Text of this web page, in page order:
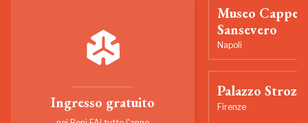
Ingresso gratuito
Museo
Sansevero
Napoli
Palazzo Strozzi
Firenze